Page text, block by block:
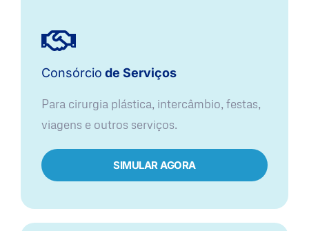
Consórcio de Serviços
Para cirurgia plástica, intercâmbio, festas,
viagens e outros serviços.
SIMULAR AGORA